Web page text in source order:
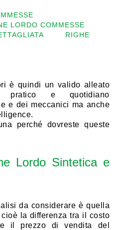
LORDO COMMESSE
RIGHE
è quindi un valido alleato
e quotidiano
e dei meccanici ma anche
perché dovreste queste
Lordo Sintetica e
da considerare è quella
la differenza tra il costo
il prezzo di vendita del